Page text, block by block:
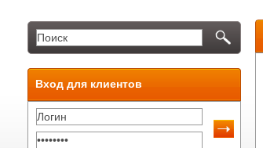
Вход для клиентов